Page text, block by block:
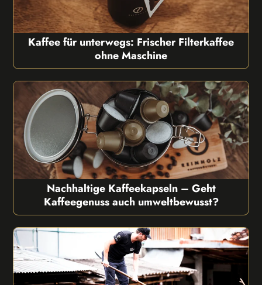
Kaffee für unterwegs: Frischer Filterkaffee
ohne Maschine
Nachhaltige Kaffeekapseln – Geht
Kaffeegenuss auch umweltbewusst?